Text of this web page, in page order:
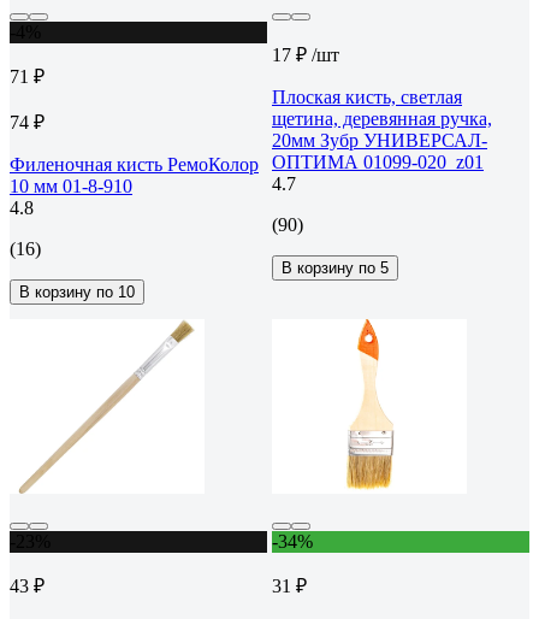
71 ₽
74 ₽
Филеночная кисть РемоКолор
10 мм 01-8-910
4.8
(16)
В корзину по 10
17 ₽ /шт
Плоская кисть, светлая
щетина, деревянная ручка,
20мм Зубр УНИВЕРСАЛ-
ОПТИМА 01099-020_z01
4.7
(90)
В корзину по 5
43 ₽
-34%
31 ₽